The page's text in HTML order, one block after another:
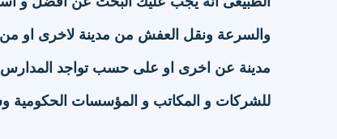
والسرعة ونقل العفش من مدينة لاخرى او من
مدينة عن اخرى او على حسب تواجد
للشركات و المكاتب و المؤسسات